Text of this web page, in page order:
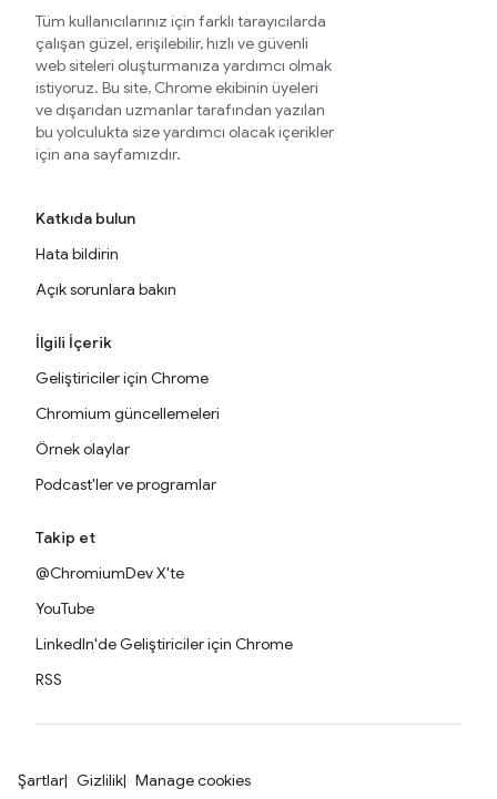
Tüm kullanıcılarınız için farklı tarayıcılarda
çalışan güzel, erişilebilir, hızlı ve güvenli
web siteleri oluşturmanıza yardımcı olmak
istiyoruz. Bu site, Chrome ekibinin üyeleri
ve dışarıdan uzmanlar tarafından yazılan
bu yolculukta size yardımcı olacak içerikler
için ana sayfamızdır.
Katkıda bulun
Hata bildirin
Açık sorunlara bakın
İlgili İçerik
Geliştiriciler için Chrome
Chromium güncellemeleri
Örnek olaylar
Podcast'ler ve programlar
Takip et
@ChromiumDev X'te
YouTube
LinkedIn'de Geliştiriciler için Chrome
RSS
Şartlar Gizlilik Manage cookies